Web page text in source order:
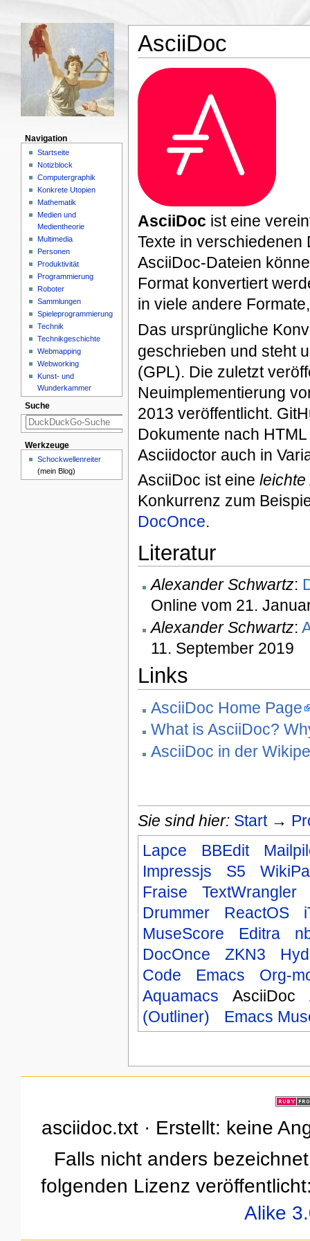
AsciiDoc
AsciiDoc ist eine
Texte in verschiedenen
AsciiDoc-Dateien
Format konvertiert
in viele andere
Das ursprüngliche
geschrieben und steht
(GPL). Die zuletzt
Neuimplementierung
2013 veröffentlicht.
Dokumente nach
Asciidoctor auch in
AsciiDoc ist eine leichte
Konkurrenz zum
DocOnce.
Literatur
Alexander Schwartz:
Online vom 21.
Alexander Schwartz:
11. September 2019
Links
AsciiDoc Home Page
What is AsciiDoc?
AsciiDoc in der
Sie sind hier: Start→
Lapce
BBEdit
Impressjs
S5
Fraise
TextWrangler
Drummer
ReactOS
MuseScore
Editra
DocOnce
ZKN3
Code
Emacs
Org-
Aquamacs
AsciiDoc
(Outliner)
Emacs
Navigation
Startseite
Notizblock
Computergraphik
Konkrete Utopien
Mathematik
Medien und
Medientheorie
Multimedia
Personen
Produktivität
Programmierung
Roboter
Sammlungen
Spieleprogrammierung
Technik
Technikgeschichte
Webmapping
Webworking
Kunst- und
Wunderkammer
Suche
Werkzeuge
Schockwellenreiter
(mein Blog)
asciidoc.txt · Erstellt: keine
Falls nicht anders
folgenden Lizenz
Alike